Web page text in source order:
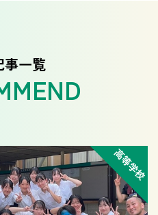
事一覧
高等学校